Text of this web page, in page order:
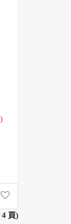
4 頁)